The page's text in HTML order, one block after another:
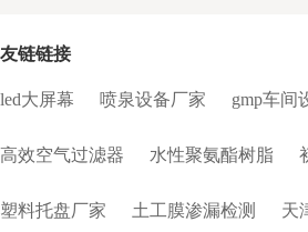
友链链接
led大屏幕 喷泉设备厂家 gmp车间
高效空气过滤器 水性聚氨酯树脂
塑料托盘厂家 土工膜渗漏检测 天